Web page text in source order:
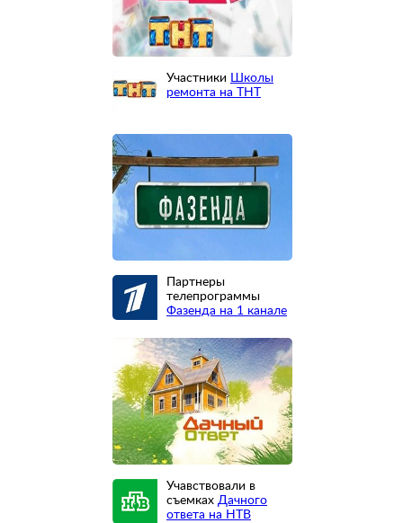
Участники Школы
ремонта на ТНТ
Партнеры
телепрограммы
Фазенда на 1 канале
Учавствовали в
съемках Дачного
ответа на НТВ